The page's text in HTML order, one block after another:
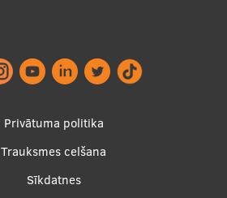
pieejamība
Privātuma politika
Trauksmes celšana
Sīkdatnes